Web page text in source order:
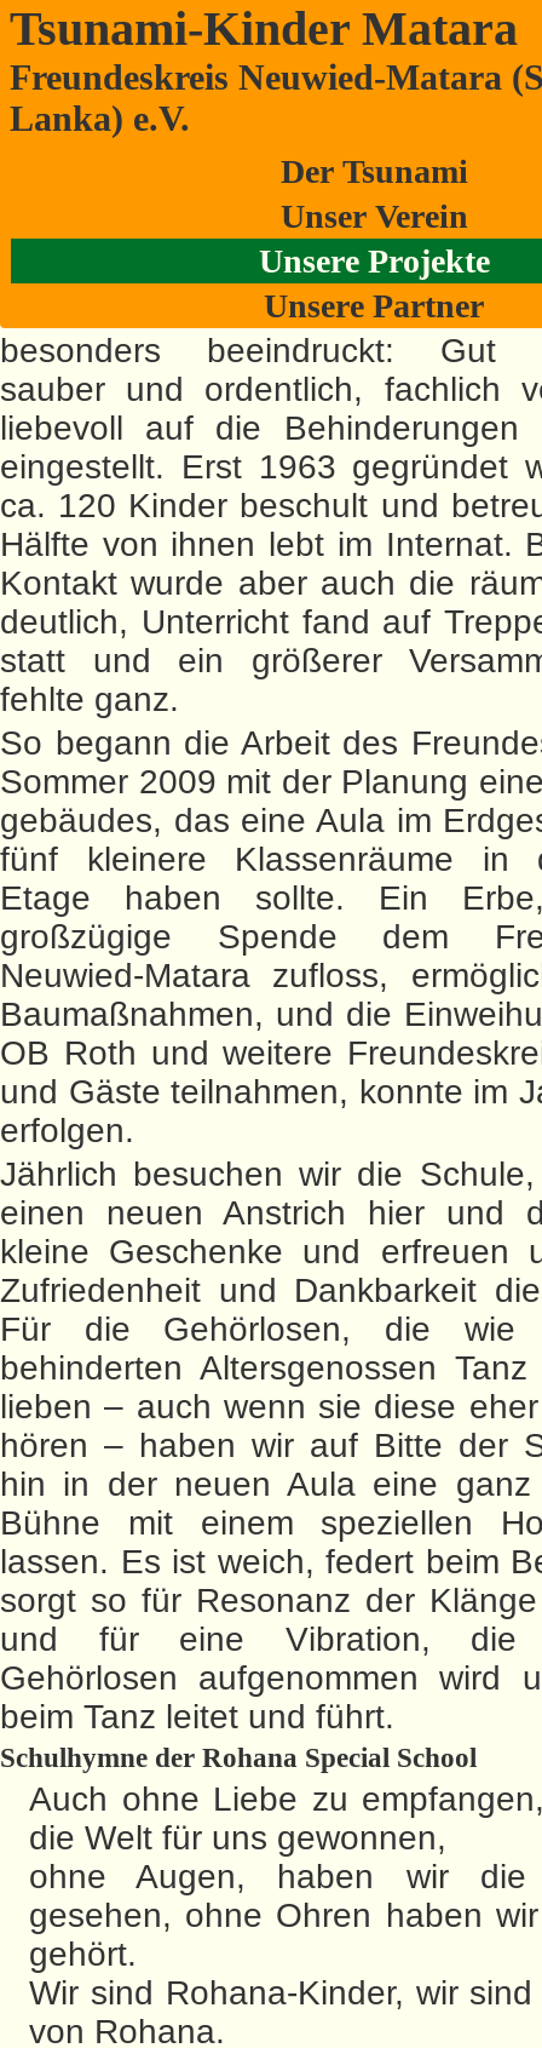
Tsunami-Kinder Matara
Freundeskreis Neuwied-Matara
Lanka) e.V.
Der Tsunami
Unser Verein
Unsere Projekte
Unsere Partner
Rohana Special School
Rohana Special School ist
gehörlose,
sehbehinderte Kinder und
Diese Schule hat den
besonders beeindruckt: Gut
sauber und ordentlich, fachlich
liebevoll auf die Behinderungen
eingestellt. Erst 1963 gegründet
ca. 120 Kinder beschult und
Hälfte von ihnen lebt im Internat.
Kontakt wurde aber auch die
deutlich, Unterricht fand auf
statt und ein größerer
fehlte ganz.
So begann die Arbeit des
Sommer 2009 mit der Planung
gebäudes, das eine Aula im
fünf kleinere Klassenräume in
Etage haben sollte. Ein
großzügige Spende dem
Neuwied-Matara zufloss,
Baumaßnahmen, und die
OB Roth und weitere
und Gäste teilnahmen, konnte im
erfolgen.
Jährlich besuchen wir die
einen neuen Anstrich hier und
kleine Geschenke und erfreuen
Zufriedenheit und Dankbarkeit
Für die Gehörlosen, die wie
behinderten Altersgenossen
lieben – auch wenn sie diese
hören – haben wir auf Bitte der
hin in der neuen Aula eine ganz
Bühne mit einem speziellen
lassen. Es ist weich, federt beim
sorgt so für Resonanz der
und für eine Vibration,
Gehörlosen aufgenommen wird
beim Tanz leitet und führt.
Schulhymne der Rohana Special School
Auch ohne Liebe zu
die Welt für uns gewonnen,
ohne Augen, haben wir die
gesehen, ohne Ohren haben
gehört.
Wir sind Rohana-Kinder, wir
von Rohana.